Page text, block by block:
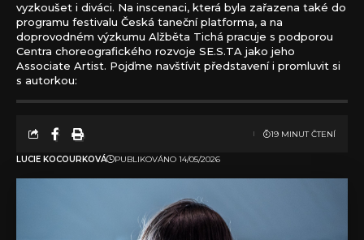
vyzkoušet i diváci. Na inscenaci, která byla zařazena také do
programu festivalu Česká taneční platforma, a na
doprovodném výzkumu Alžběta Tichá pracuje s podporou
Centra choreografického rozvoje SE.S.TA jako jeho
Associate Artist. Pojďme navštívit představení i promluvit si
s autorkou:
LUCIE KOCOURKOVÁ PUBLIKOVÁNO 14/05/2026
19 MINUT ČTENÍ